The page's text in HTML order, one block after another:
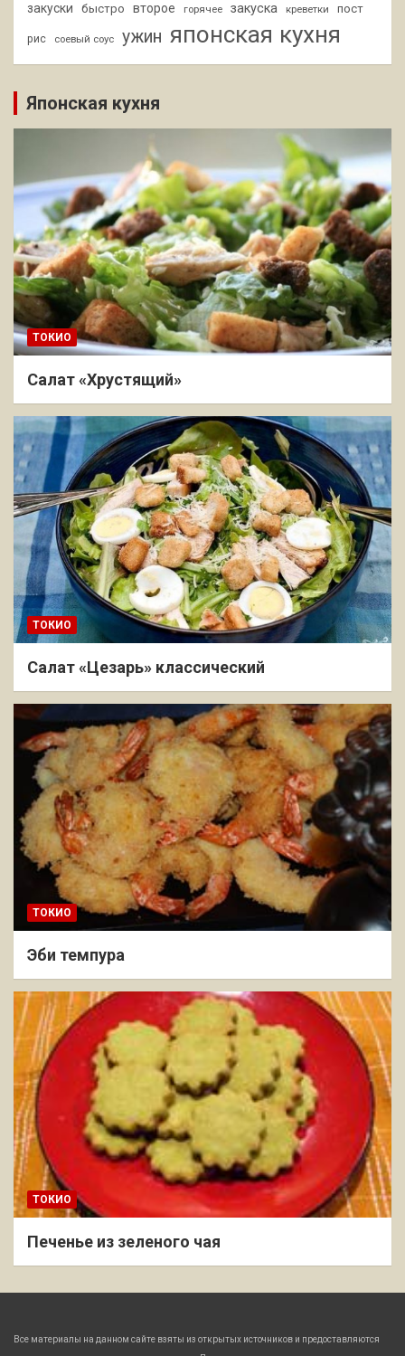
закуски
быстро второе горячее закуска креветки пост
рис соевый соус ужин японская кухня
Японская кухня
ТОКИО
Салат «Хрустящий»
ТОКИО
Салат «Цезарь» классический
ТОКИО
Эби темпура
ТОКИО
Печенье из зеленого чая
Все материалы на данном сайте взяты из открытых источников и предоставляются